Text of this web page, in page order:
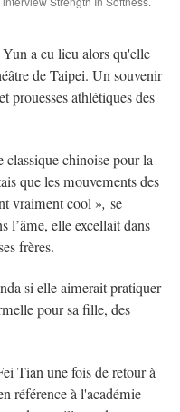
a eu lieu alors qu'elle
de Taipei. Un souvenir
prouesses athlétiques des
classique chinoise pour la
que les mouvements des
vraiment cool », se
l’âme, elle excellait dans
frères.
si elle aimerait pratiquer
pour sa fille, des
Tian une fois de retour à
référence à l'académie